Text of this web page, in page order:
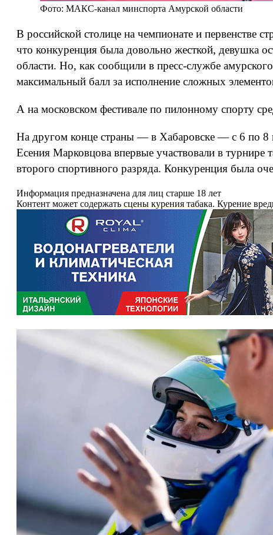
Фото: МАКС-канал минспорта Амурской области
В российской столице на чемпионате и первенстве
что конкуренция была довольно жесткой, девушка
области. Но, как сообщили в пресс-службе
максимальный балл за исполнение сложных
А на московском фестивале по пилонному спорту
На другом конце страны — в Хабаровске — с 6 по 8
Есения Марковцова впервые участвовали в
второго спортивного разряда. Конкуренция была
Информация предназначена для лиц старше 18 лет
Контент может содержать сцены курения табака. Курение